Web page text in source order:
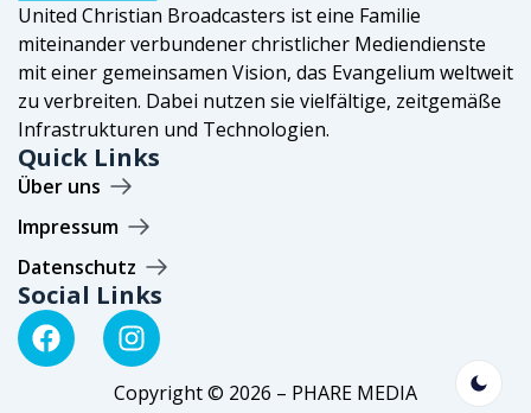
United Christian Broadcasters ist eine Familie
miteinander verbundener christlicher Mediendienste
mit einer gemeinsamen Vision, das Evangelium weltweit
zu verbreiten. Dabei nutzen sie vielfältige, zeitgemäße
Infrastrukturen und Technologien.
Quick Links
Über uns
Impressum
Datenschutz
Social Links
Copyright © 2026 – PHARE MEDIA